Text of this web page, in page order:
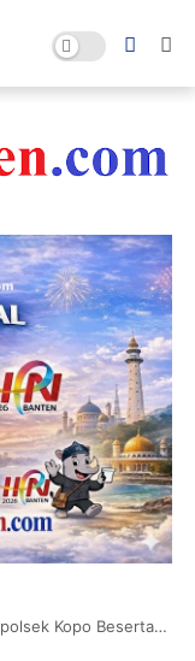
Besar Ucapkan Selamat Idul Fitri 1447 H